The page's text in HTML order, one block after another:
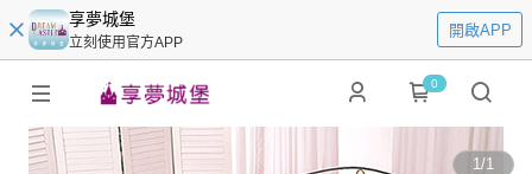
享夢城堡
立刻使用官方APP
開啟APP
0
1/1